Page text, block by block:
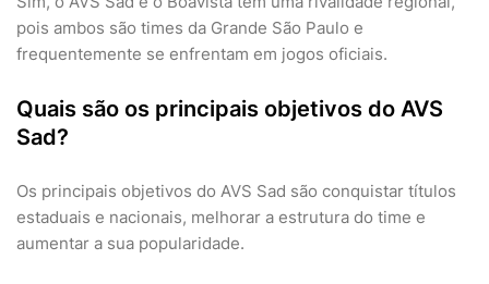
pois ambos são times da Grande São Paulo e
frequentemente se enfrentam em jogos oficiais.
Quais são os principais objetivos do AVS
Sad?
Os principais objetivos do AVS Sad são conquistar títulos
estaduais e nacionais, melhorar a estrutura do time e
aumentar a sua popularidade.